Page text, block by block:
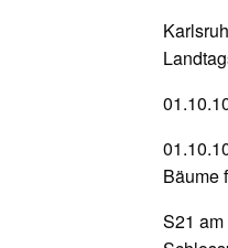
Bäume
S21